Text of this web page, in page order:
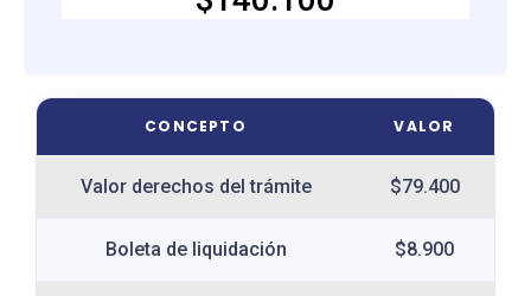
CONCEPTO VALOR
Valor derechos del trámite $79.400
Boleta de liquidación $8.900